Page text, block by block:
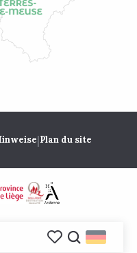
|Plan du site